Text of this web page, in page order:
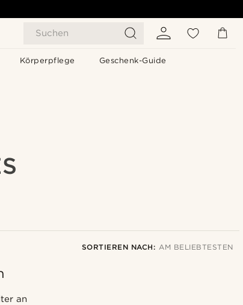
Suchen
Körperpflege Geschenk-Guide
SORTIEREN NACH: AM BELIEBTESTEN
an